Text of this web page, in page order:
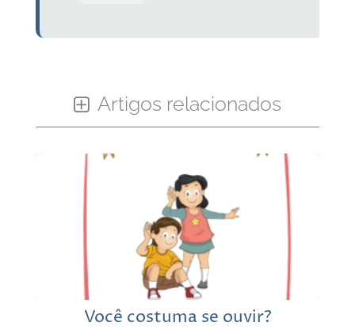
Artigos relacionados
Você costuma se ouvir?